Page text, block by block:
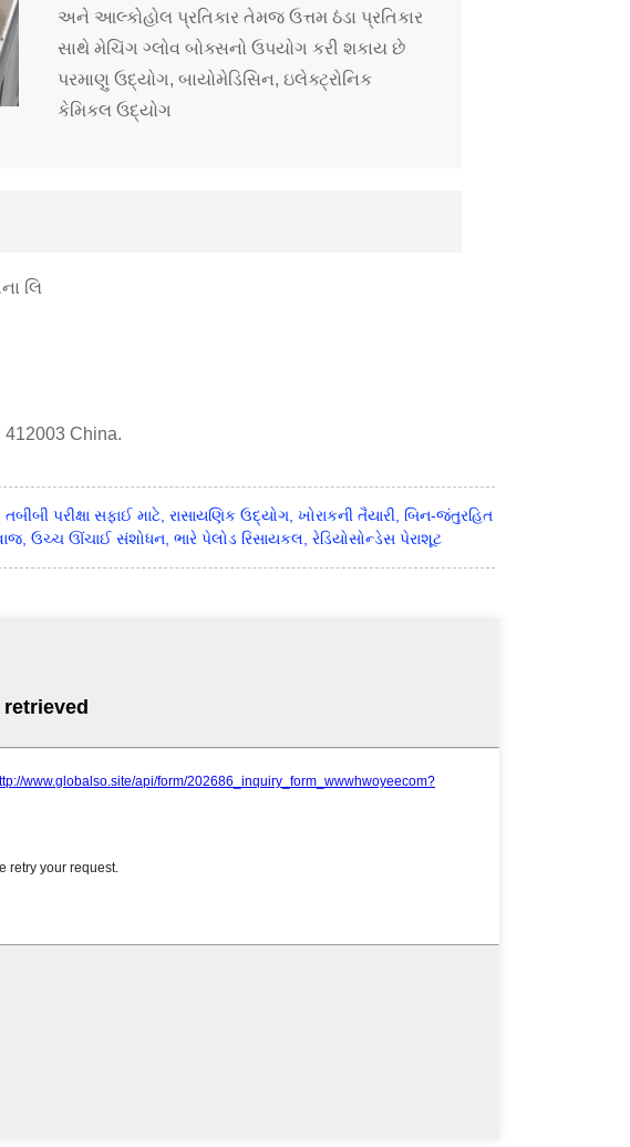
અને આલ્કોહોલ પ્રતિકાર તેમજ ઉત્તમ ઠંડા પ્રતિકાર
સાથે મેચિંગ ગ્લોવ બોક્સનો ઉપયોગ કરી શકાય છે
પરમાણુ ઉદ્યોગ, બાયોમેડિસિન, ઇલેક્ટ્રોનિક
કેમિકલ ઉદ્યોગ
લિ
China.
પરીક્ષા સફાઈ માટે, રાસાયણિક ઉદ્યોગ, ખોરાકની તૈયારી, બિન-જંતુરહિત
ઉચ્ચ ઊંચાઈ સંશોધન, ભારે પેલોડ રિસાયકલ, રેડિયોસોન્ડેસ પેરાશૂટ